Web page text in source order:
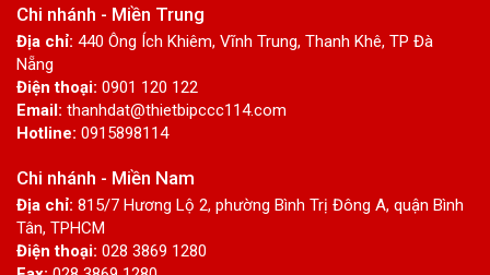
Chi nhánh - Miền Trung
Địa chỉ: 440 Ông Ích Khiêm, Vĩnh Trung, Thanh Khê, TP Đà
Nẵng
Điện thoại: 0901 120 122
Email: thanhdat@thietbipccc114.com
Hotline: 0915898114
Chi nhánh - Miền Nam
Địa chỉ: 815/7 Hương Lộ 2, phường Bình Trị Đông A, quận Bình
Tân, TPHCM
Điện thoại: 028 3869 1280